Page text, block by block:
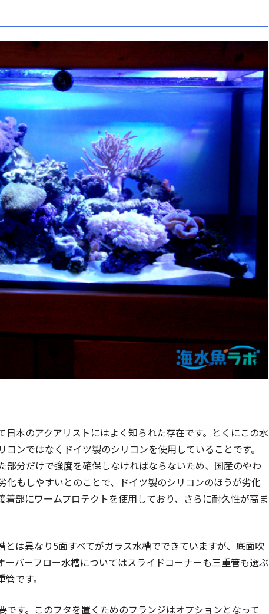
本のアクアリストにはよく知られた存在です。とくにこの水
ンではなくドイツ製のシリコンを使用していることです。
部分だけで強度を確保しなければならないため、国産のやわ
化もしやすいとのことで、ドイツ製のシリコンのほうが劣化
部にワームプロテクトを使用しており、さらに耐久性が高ま
は異なり5面すべてがガラス水槽でできていますが、底面吹
バーフロー水槽についてはスライドコーナーも三重管も選ぶ
です。
す。このフタを置くためのフランジはオプションとなって